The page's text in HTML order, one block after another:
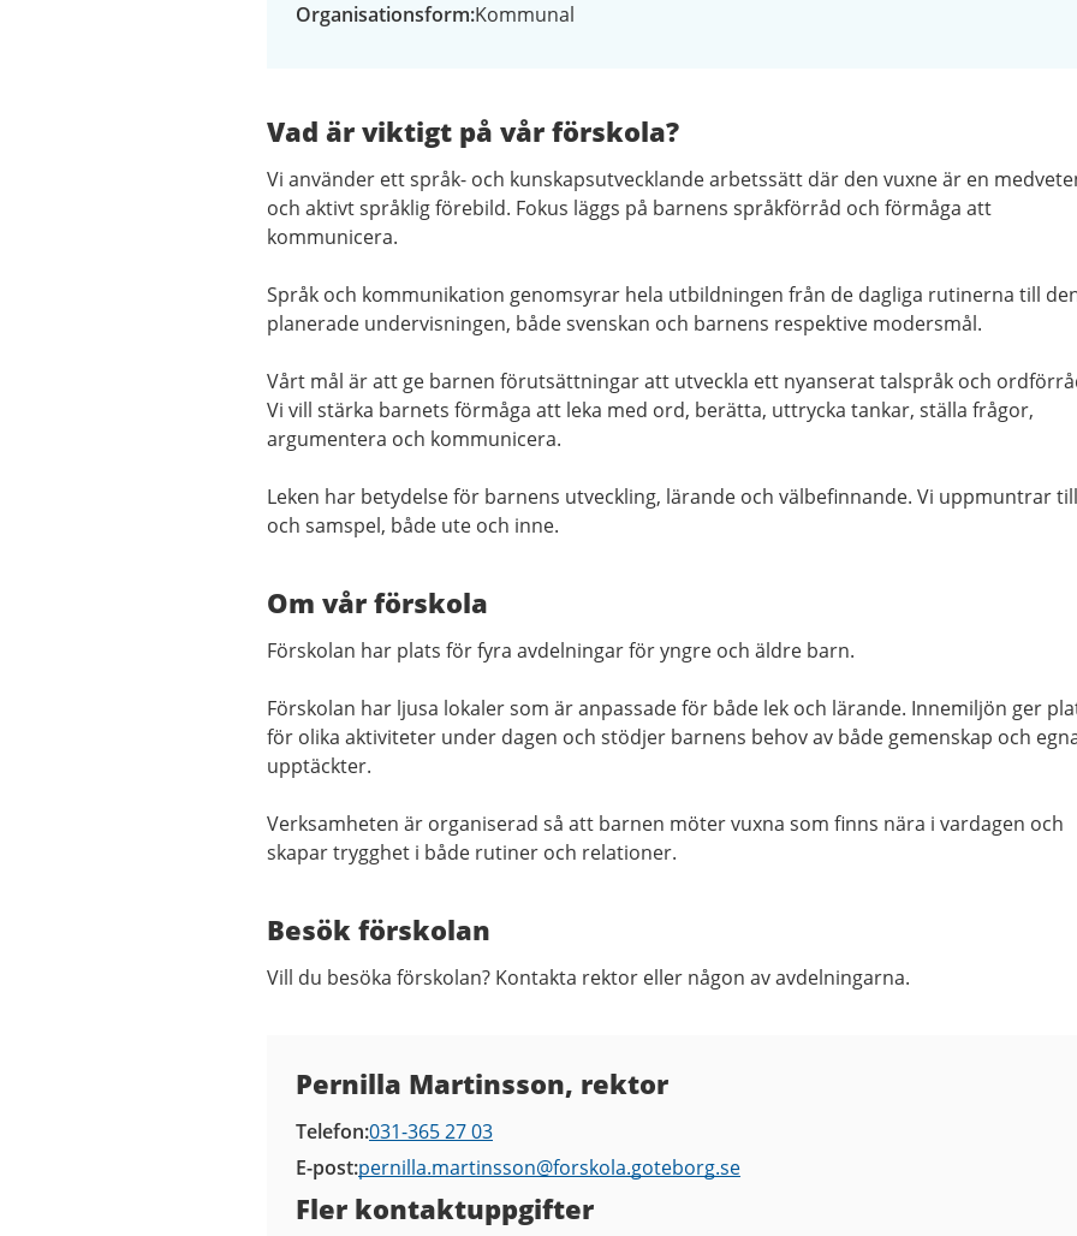
Organisationsform Kommunal
Vad är viktigt på vår förskola?
Vi använder ett språk- och kunskapsutvecklande arbetssätt där den vuxne är en
och aktivt språklig förebild. Fokus läggs på barnens språkförråd och förmåga att
kommunicera.
Språk och kommunikation genomsyrar hela utbildningen från de dagliga rutinerna till
planerade undervisningen, både svenskan och barnens respektive modersmål.
Vårt mål är att ge barnen förutsättningar att utveckla ett nyanserat talspråk och
Vi vill stärka barnets förmåga att leka med ord, berätta, uttrycka tankar, ställa frågor,
argumentera och kommunicera.
Leken har betydelse för barnens utveckling, lärande och välbefinnande. Vi uppmuntrar
och samspel, både ute och inne.
Om vår förskola
Förskolan har plats för fyra avdelningar för yngre och äldre barn.
Förskolan har ljusa lokaler som är anpassade för både lek och lärande. Innemiljön ger
för olika aktiviteter under dagen och stödjer barnens behov av både gemenskap och
upptäckter.
Verksamheten är organiserad så att barnen möter vuxna som finns nära i vardagen och
skapar trygghet i både rutiner och relationer.
Besök förskolan
Vill du besöka förskolan? Kontakta rektor eller någon av avdelningarna.
Pernilla Martinsson, rektor
Telefon 031-365 27 03
E-post pernilla.martinsson@forskola.goteborg.se
Fler kontaktuppgifter